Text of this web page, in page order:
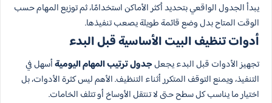
يبدأ الجدول الواقعي بتحديد أكثر الأماكن استخدامًا، ثم توزيع المهام حسب
الوقت المتاح بدل وضع قائمة طويلة يصعب تنفيذها.
أدوات تنظيف البيت الأساسية قبل البدء
تجهيز الأدوات قبل البدء يجعلجدول ترتيب المهام اليوميةأسهل في
التنفيذ، ويمنع التوقف المتكرر أثناء التنظيف. الأهم ليس كثرة الأدوات، بل
اختيار ما يناسب كل سطح حتى لا تنتقل الأوساخ أو تتلف الخامات.